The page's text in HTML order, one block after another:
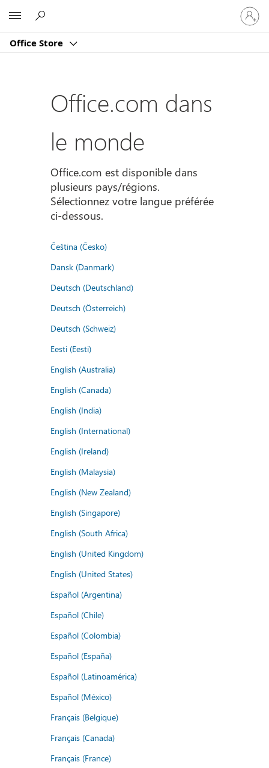
Office Store
vous
à
compte
Office.com dans
le monde
Office.com est disponible dans
plusieurs pays/régions.
Sélectionnez votre langue préférée
ci-dessous.
Čeština (Česko)
Dansk (Danmark)
Deutsch (Deutschland)
Deutsch (Österreich)
Deutsch (Schweiz)
Eesti (Eesti)
English (Australia)
English (Canada)
English (India)
English (International)
English (Ireland)
English (Malaysia)
English (New Zealand)
English (Singapore)
English (South Africa)
English (United Kingdom)
English (United States)
Español (Argentina)
Español (Chile)
Español (Colombia)
Español (España)
Español (Latinoamérica)
Español (México)
Français (Belgique)
Français (Canada)
Français (France)